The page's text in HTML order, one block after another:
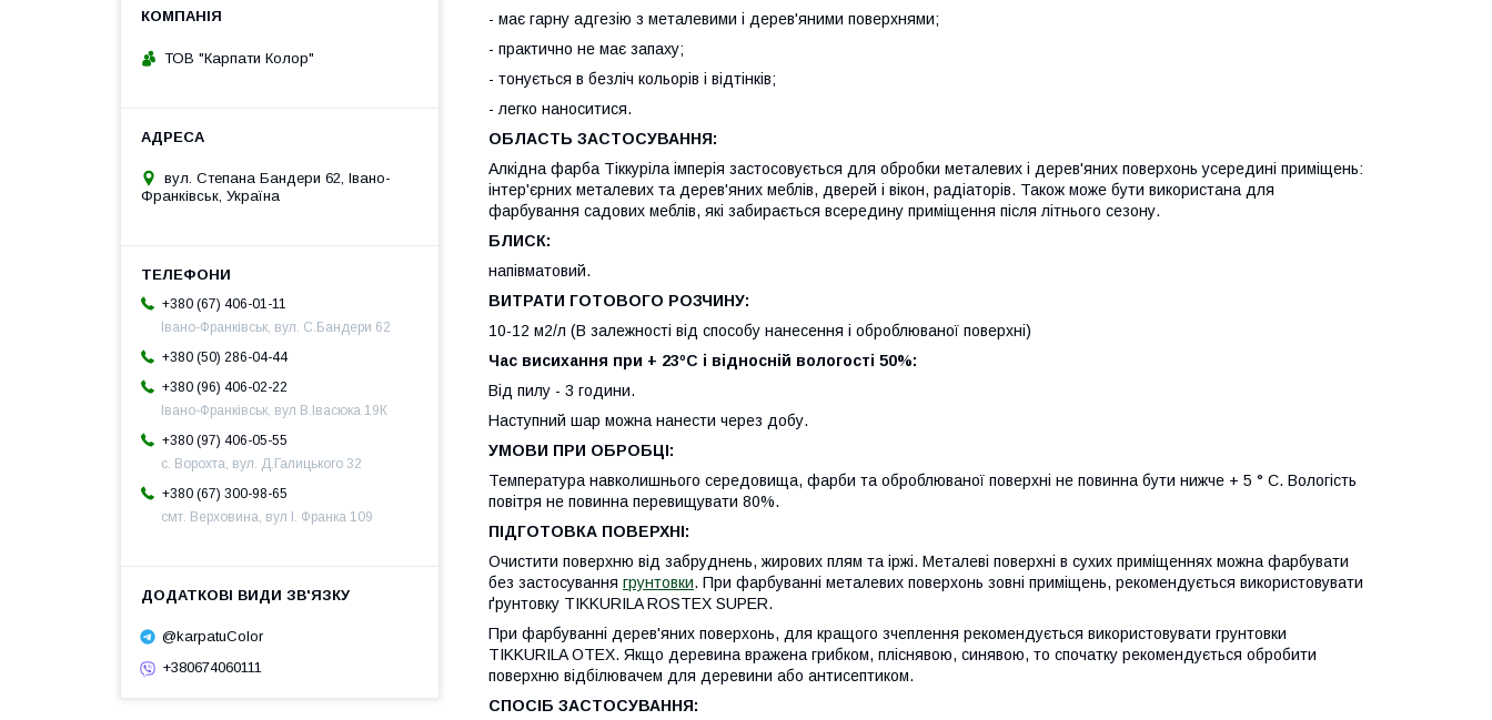
- має гарну адгезію з металевими і дерев'яними поверхнями;
- практично не має запаху;
- тонується в безліч кольорів і відтінків;
- легко наноситися.
ОБЛАСТЬ ЗАСТОСУВАННЯ:
Алкідна фарба Тіккуріла імперія застосовується для обробки металевих і дерев'яних поверхонь усередині приміщень:
інтер'єрних металевих та дерев'яних меблів, дверей і вікон, радіаторів. Також може бути використана для
фарбування садових меблів, які забирається всередину приміщення після літнього сезону.
БЛИСК:
напівматовий.
ВИТРАТИ ГОТОВОГО РОЗЧИНУ:
10-12 м2/л (В залежності від способу нанесення і оброблюваної поверхні)
Час висихання при + 23ºС і відносній вологості 50%:
Від пилу - 3 години.
Наступний шар можна нанести через добу.
УМОВИ ПРИ ОБРОБЦІ:
Температура навколишнього середовища, фарби та оброблюваної поверхні не повинна бути нижче + 5 ° С. Вологість
повітря не повинна перевищувати 80%.
ПІДГОТОВКА ПОВЕРХНІ:
Очистити поверхню від забруднень, жирових плям та іржі. Металеві поверхні в сухих приміщеннях можна фарбувати
без застосування грунтовки. При фарбуванні металевих поверхонь зовні приміщень, рекомендується використовувати
ґрунтовку TIKKURILA ROSTEX SUPER.
При фарбуванні дерев'яних поверхонь, для кращого зчеплення рекомендується використовувати грунтовки
TIKKURILA OTEX. Якщо деревина вражена грибком, пліснявою, синявою, то спочатку рекомендується обробити
поверхню відбілювачем для деревини або антисептиком.
СПОСІБ ЗАСТОСУВАННЯ:
ТОВ "Карпати Колор"
вул. Степана Бандери 62, Івано-
Франківськ, Україна
+380 (67) 406-01-11
Івано-Франківськ, вул. С.Бандери 62
+380 (50) 286-04-44
+380 (96) 406-02-22
Івано-Франківськ, вул В.Івасюка 19К
+380 (97) 406-05-55
с. Ворохта, вул. Д.Галицького 32
+380 (67) 300-98-65
смт. Верховина, вул І. Франка 109
@karpatuColor
+380674060111